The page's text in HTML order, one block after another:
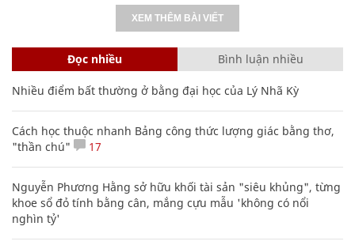
XEM THÊM BÀI VIẾT
Đọc nhiều Bình luận nhiều
Nhiều điểm bất thường ở bằng đại học của Lý Nhã Kỳ
Cách học thuộc nhanh Bảng công thức lượng giác bằng thơ,
"thần chú"
17
Nguyễn Phương Hằng sở hữu khối tài sản "siêu khủng", từng
khoe sổ đỏ tính bằng cân, mắng cựu mẫu 'không có nổi
nghìn tỷ'